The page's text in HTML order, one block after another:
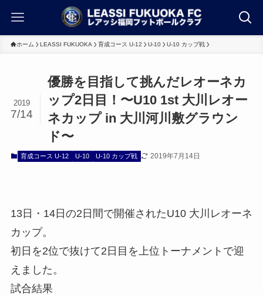
ホーム LEASSI FUKUOKA 育成コース U-12 U-10 U-10 カップ戦
優勝を目指して挑んだレオーネカ
ップ2日目！〜U10 1st 大川レオー
ネカップ in 大川河川敷グラウン
ド〜
2019
7/14
育成コース U-12 U-10 U-10 カップ戦 2019年7月14日
13日・14日の2日間で開催されたU10 大川レオーネ
カップ。
初日を2位で抜けて2日目を上位トーナメントで迎
えました。
試合結果